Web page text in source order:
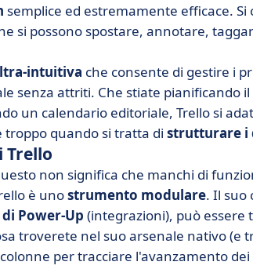
semplice ed estremamente efficace.
si possono spostare, annotare,
intuitiva che consente di gestire i
senza attriti. Che stiate pianificando
un calendario editoriale, Trello si
troppo quando si tratta di strutturare i
Trello
non significa che manchi di
è unostrumento modulare. Il suo
Power-Up (integrazioni), può essere
troverete nel suo arsenale nativo (e
per tracciare l'avanzamento